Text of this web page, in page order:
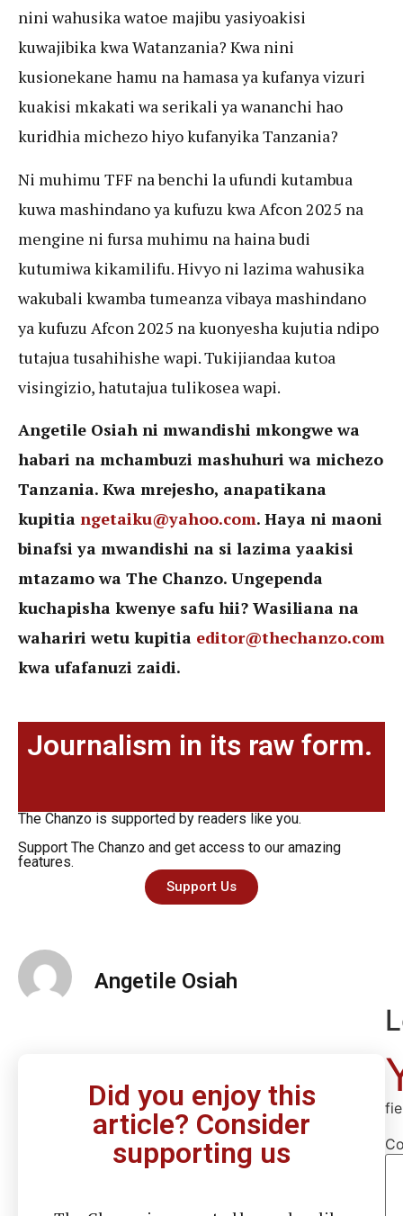
nini wahusika watoe majibu yasiyoakisi
kuwajibika kwa Watanzania? Kwa nini
kusionekane hamu na hamasa ya kufanya vizuri
kuakisi mkakati wa serikali ya wananchi hao
kuridhia michezo hiyo kufanyika Tanzania?
Ni muhimu TFF na benchi la ufundi kutambua
kuwa mashindano ya kufuzu kwa Afcon 2025 na
mengine ni fursa muhimu na haina budi
kutumiwa kikamilifu. Hivyo ni lazima wahusika
wakubali kwamba tumeanza vibaya mashindano
ya kufuzu Afcon 2025 na kuonyesha kujutia ndipo
tutajua tusahihishe wapi. Tukijiandaa kutoa
visingizio, hatutajua tulikosea wapi.
Angetile Osiah ni mwandishi mkongwe wa
habari na mchambuzi mashuhuri wa michezo
Tanzania. Kwa mrejesho, anapatikana
kupitia ngetaiku@yahoo.com. Haya ni maoni
binafsi ya mwandishi na si lazima yaakisi
mtazamo wa The Chanzo. Ungependa
kuchapisha kwenye safu hii? Wasiliana na
wahariri wetu kupitia editor@thechanzo.com
kwa ufafanuzi zaidi.
Journalism in its raw form.
The Chanzo is supported by readers like you.
Support The Chanzo and get access to our amazing
features.
Support Us
Angetile Osiah
Did you enjoy this
article? Consider
supporting us